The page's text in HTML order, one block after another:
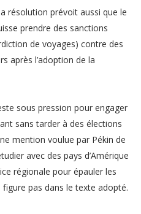
résolution prévoit aussi que le
prendre des sanctions
de voyages) contre des
après l’adoption de la
sous pression pour engager
sans tarder à des élections
mention voulue par Pékin de
avec des pays d’Amérique
régionale pour épauler les
pas dans le texte adopté.